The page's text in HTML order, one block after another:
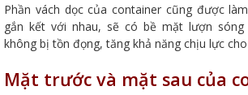
Phần vách dọc của container cũng được
gắn kết với nhau, sẽ có bề mặt lượn
không bị tồn đọng, tăng khả năng chịu lực
Mặt trước và mặt sau của